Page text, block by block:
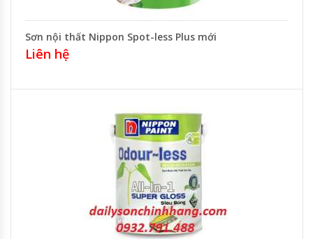
Sơn nội thất Nippon Spot-less Plus mới
Liên hệ